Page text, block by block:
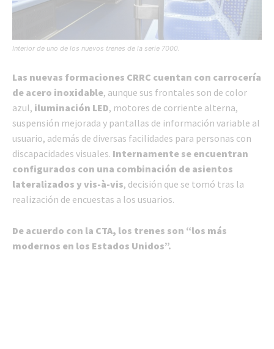
Interior de uno de los nuevos trenes de la serie 7000.
Las nuevas formaciones CRRC cuentan con carrocería
de acero inoxidable, aunque sus frontales son de color
azul, iluminación LED, motores de corriente alterna,
suspensión mejorada y pantallas de información variable al
usuario, además de diversas facilidades para personas con
discapacidades visuales. Internamente se encuentran
configurados con una combinación de asientos
lateralizados y vis-à-vis, decisión que se tomó tras la
realización de encuestas a los usuarios.
De acuerdo con la CTA, los trenes son “los más
modernos en los Estados Unidos”.